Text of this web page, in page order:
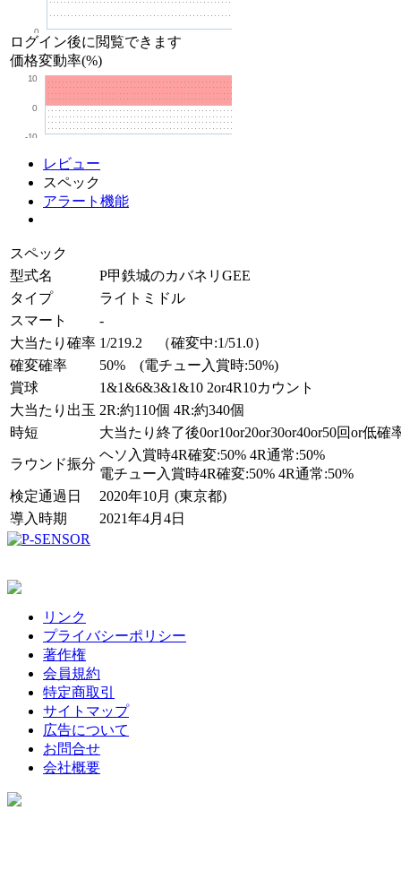
0
ログイン後に閲覧できます
価格変動率(%)
-10
0
10
レビュー
スペック
アラート機能
スペック
型式名
P甲鉄城のカバネリGEE
タイプ
ライトミドル
スマート
-
大当たり確率 1/219.2 （確変中:1/51.0）
確変確率
50% (電チュー入賞時:50%)
賞球
1&1&6&3&1&10 2or4R10カウント
大当たり出玉 2R:約110個 4R:約340個
時短
大当たり終了後0or10or20or30or40or50回or低確
ラウンド振分
ヘソ入賞時4R確変:50% 4R通常:50%
電チュー入賞時4R確変:50% 4R通常:50%
検定通過日
2020年10月 (東京都)
導入時期
2021年4月4日
リンク
プライバシーポリシー
著作権
会員規約
特定商取引
サイトマップ
広告について
お問合せ
会社概要